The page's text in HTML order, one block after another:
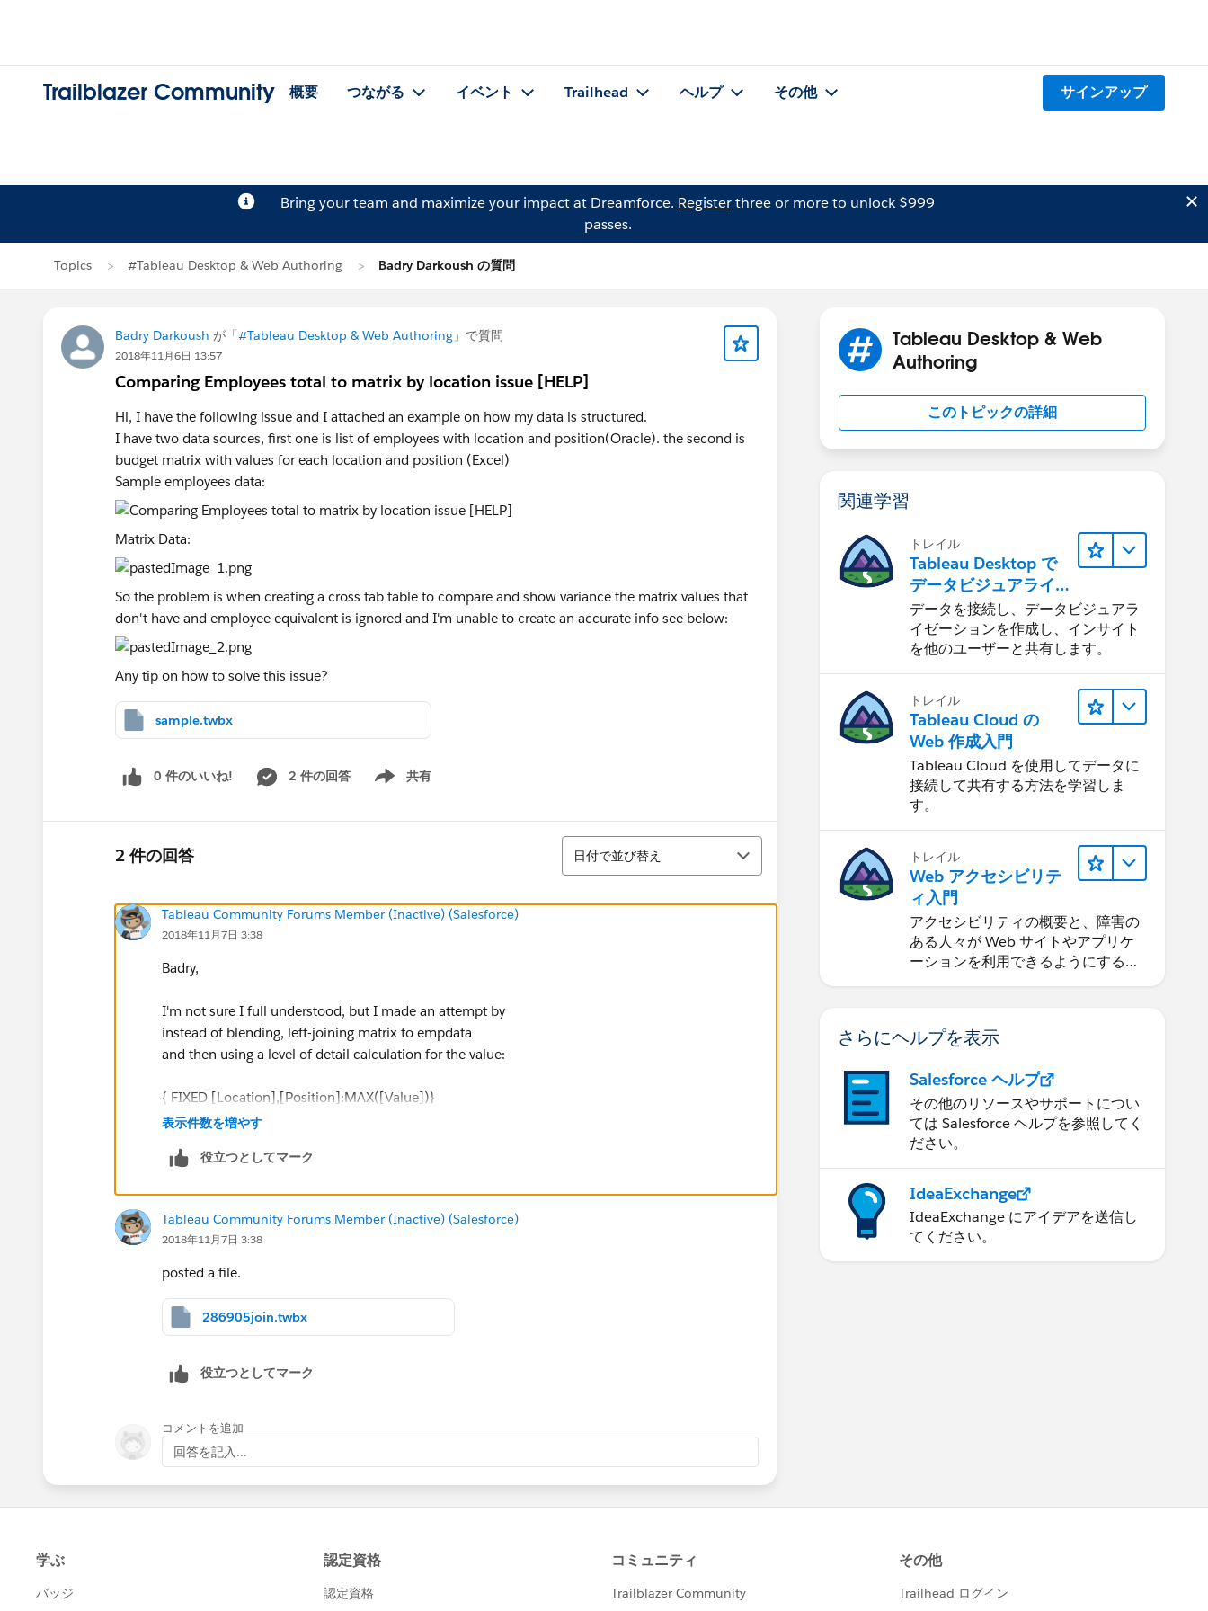
Trailblazer Community 概要 つながる イベント Trailhead ヘルプ その他 サインアップ
Bring your team and maximize your impact at Dreamforce. Registerthree or more to unlock $999
passes.
Topics #Tableau Desktop & Web Authoring Badry Darkoush の質問
Badry Darkoush が「#Tableau Desktop & Web Authoring 」で質問
2018年11月6日 13:57
Comparing Employees total to matrix by location issue [HELP]
Hi, I have the following issue and I attached an example on how my data is structured.
I have two data sources, first one is list of employees with location and position(Oracle). the second is
budget matrix with values for each location and position (Excel)
Sample employees data:
Matrix Data:
So the problem is when creating a cross tab table to compare and show variance the matrix values that
don't have and employee equivalent is ignored and I'm unable to create an accurate info see below:
Any tip on how to solve this issue?
sample.twbx
0 件のいいね! 2 件の回答 共有
Show menu
2 件の回答
並び替え
日付で並び替え
Tableau Community Forums Member (Inactive) (Salesforce)
2018年11月7日 3:38
Badry,
I'm not sure I full understood, but I made an attempt by
instead of blending, left-joining matrix to empdata
and then using a level of detail calculation for the value:
{ FIXED [Location],[Position]:MAX([Value])}
Comparing Employees total to matrix by location issue [HELP]
表示件数を増やす
役立つとしてマーク
Tableau Community Forums Member (Inactive) (Salesforce)
2018年11月7日 3:38
posted a file.
286905join.twbx
役立つとしてマーク
コメントを追加
回答を記入...
Tableau Desktop & Web
Authoring
このトピックの詳細
関連学習
トレイル
Tableau Desktop で
データビジュアライ
ゼーションをはじめ
る
データを接続し、データビジュアラ
イゼーションを作成し、インサイト
を他のユーザーと共有します。
トレイル
Tableau Cloud の
Web 作成入門
Tableau Cloud を使用してデータに
接続して共有する方法を学習しま
す。
トレイル
Web アクセシビリテ
ィ入門
アクセシビリティの概要と、障害の
ある人々が Web サイトやアプリケ
ーションを利用できるようにする方
さらにヘルプを表示
Salesforce ヘルプ
その他のリソースやサポートについ
ては Salesforce ヘルプを参照してく
ださい。
IdeaExchange
IdeaExchange にアイデアを送信し
てください。